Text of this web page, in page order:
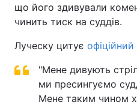
що його здивували
чинить тиск на суддів.
Луческу цитує
"Мене дивують
ми пресингуємо
Мене таким чином